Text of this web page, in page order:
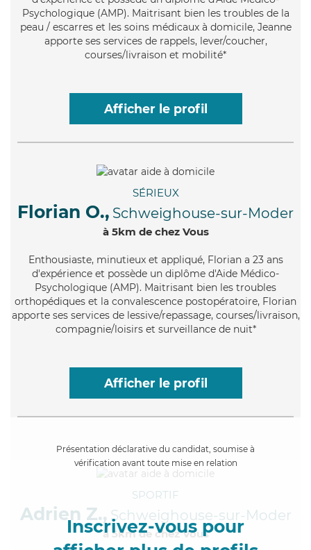
Psychologique (AMP). Maitrisant bien les troubles de la
peau / escarres et les soins médicaux à domicile, Jeanne
apporte ses services de rappels, lever/coucher,
courses/livraison et mobilité*
Afficher le profil
SÉRIEUX
Florian O., Schweighouse-sur-Moder
à 5km de chez Vous
Enthousiaste, minutieux et appliqué, Florian a 23 ans
d'expérience et possède un diplôme d'Aide Médico-
Psychologique (AMP). Maitrisant bien les troubles
orthopédiques et la convalescence postopératoire, Florian
apporte ses services de lessive/repassage, courses/livraison,
compagnie/loisirs et surveillance de nuit*
Afficher le profil
Présentation déclarative du candidat, soumise à
vérification avant toute mise en relation
Inscrivez-vous pour
SPORTIF
Adrien Z., Schweighouse-sur-Moder
à 5km de chez Vous